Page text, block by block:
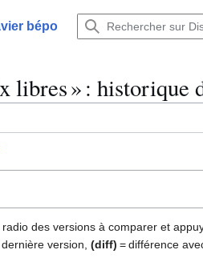
bépo
» : historique
des versions à comparer et
version, (diff) = différence